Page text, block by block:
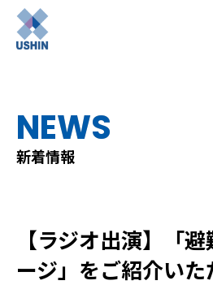
NEWS
新着情報
【ラジオ出演】「
ージ」をご紹介いた